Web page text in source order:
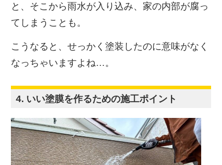
と、そこから雨水が入り込み、家の内部が腐っ
てしまうことも。
こうなると、せっかく塗装したのに意味がなく
なっちゃいますよね…。
4. いい塗膜を作るための施工ポイント